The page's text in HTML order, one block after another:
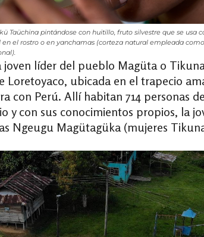
Taüchina pintándose con huitillo, fruto silvestre que se usa
en el rostro o en yanchamas (corteza natural empleada
joven líder del pueblo Magüta o
Loretoyaco, ubicada en el trapecio
Perú. Allí habitan 714 personas
y con sus conocimientos propios, la
Ngeugu Magütagüka (mujeres